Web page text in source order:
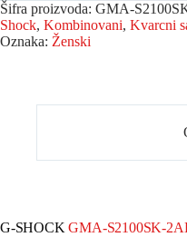
Šifra proizvoda: GMA-
Shock, Kombinovani, Kvarcni
Oznaka: Ženski
G-SHOCKGMA-S2100SK-